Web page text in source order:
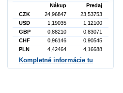
Nákup
Predaj
CZK
24,96847
23,53753
USD
1,19035
1,12100
GBP
0,88210
0,83071
CHF
0,96146
0,90545
PLN
4,42464 4,16688
Kompletné informácie tu